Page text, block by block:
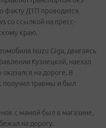
факту ДТП проводится
со ссылкой на пресс-
краю.
Isuzu Giga, двигаясь
Кузнецкой, наехал
на дороге. В
получил травмы и был
с мамой был в магазине,
на дорогу.